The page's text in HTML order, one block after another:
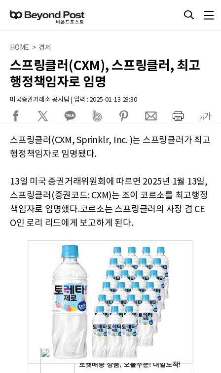
HOME > 경제
스프링클러(CXM), 스프링클러, 최고
행정책임자로 임명
미국증권거래소 공시팀 | 입력 : 2025-01-13 23:30
스프링클러(CXM, Sprinklr, Inc. )는 스프링클러가 최고
행정책임자로 임명됐다.
13일 미국 증권거래위원회에 따르면 2025년 1월 13일,
스프링클러(증권코드: CXM)는 조이 코르소를 최고행정
책임자로 임명했다.코르소는 스프링클러의 사장 겸 CE
O인 로리 리드에게 보고하게 된다.